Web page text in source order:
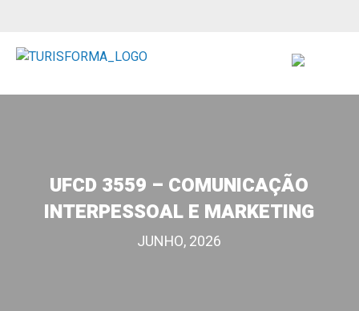
UFCD 3559 – COMUNICAÇÃO
INTERPESSOAL E MARKETING
JUNHO, 2026